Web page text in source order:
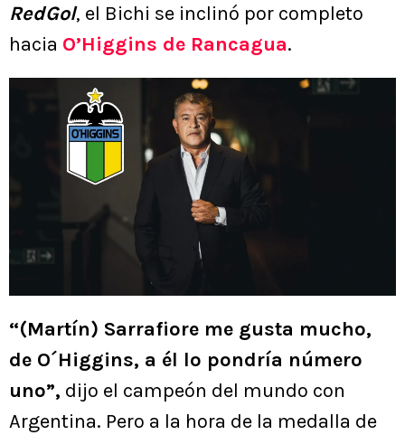
RedGol, el Bichi se inclinó por completo
hacia O’Higgins de Rancagua.
“(Martín) Sarrafiore me gusta mucho,
de O´Higgins, a él lo pondría número
uno”, dijo el campeón del mundo con
Argentina. Pero a la hora de la medalla de